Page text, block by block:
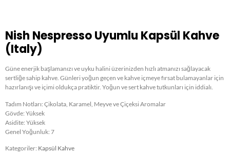
Nish Nespresso Uyumlu Kapsül Kahve
(Italy)​
Güne enerjik başlamanızı ve uyku halini üzerinizden hızlı atmanızı sağlayacak
sertliğe sahip kahve. Günleri yoğun geçen ve kahve içmeye fırsat bulamayanlar için
hazırlanışı ve içimi oldukça pratiktir. Yoğun ve sert kahve tutkunları için iddialı.
Tadım Notları: Çikolata, Karamel, Meyve ve Çiçeksi Aromalar
Gövde: Yüksek
Asidite: Yüksek
Genel Yoğunluk: 7
Kategoriler: Kapsül Kahve